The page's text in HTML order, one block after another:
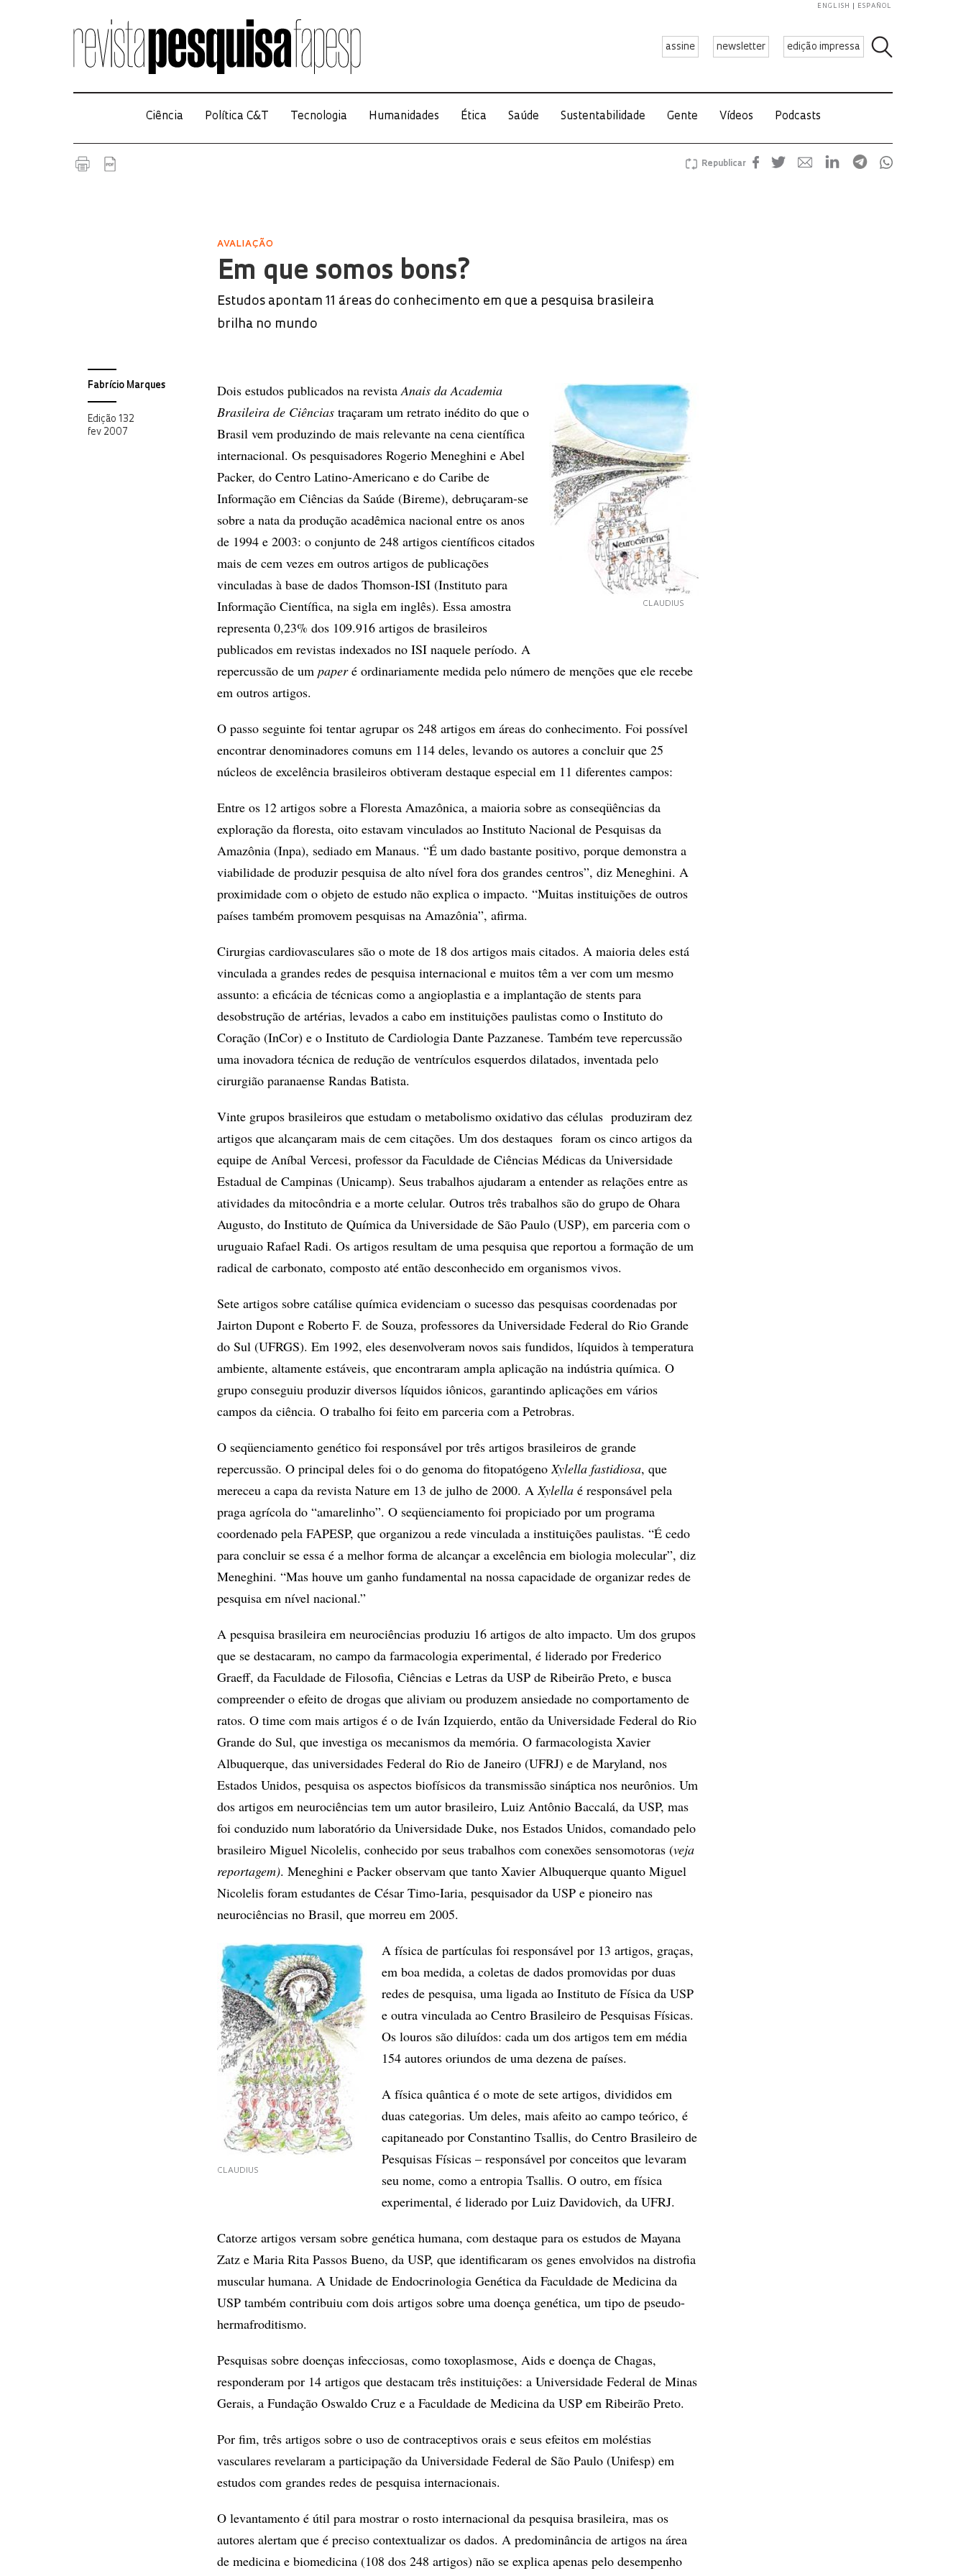
assine newsletter edição impressa
ENGLISH ESPAÑOL
Ciência Política C&T Tecnologia Humanidades Ética Saúde Sustentabilidade Gente Vídeos Podcasts
Republicar
AVALIAÇÃO
Em que somos bons?
Estudos apontam 11 áreas do conhecimento em que a pesquisa brasileira
brilha no mundo
Fabrício Marques
Edição 132
fev 2007
CLAUDIUS
Dois estudos publicados na revistaAnais da Academia
Brasileira de Ciências traçaram um retrato inédito do que o
Brasil vem produzindo de mais relevante na cena científica
internacional. Os pesquisadores Rogerio Meneghini e Abel
Packer, do Centro Latino-Americano e do Caribe de
Informação em Ciências da Saúde (Bireme), debruçaram-se
sobre a nata da produção acadêmica nacional entre os anos
de 1994 e 2003: o conjunto de 248 artigos científicos citados
mais de cem vezes em outros artigos de publicações
vinculadas à base de dados Thomson-ISI (Instituto para
Informação Científica, na sigla em inglês). Essa amostra
representa 0,23% dos 109.916 artigos de brasileiros
publicados em revistas indexados no ISI naquele período. A
repercussão de um paperé ordinariamente medida pelo número de menções que ele recebe
em outros artigos.
O passo seguinte foi tentar agrupar os 248 artigos em áreas do conhecimento. Foi possível
encontrar denominadores comuns em 114 deles, levando os autores a concluir que 25
núcleos de excelência brasileiros obtiveram destaque especial em 11 diferentes campos:
Entre os 12 artigos sobre a Floresta Amazônica, a maioria sobre as conseqüências da
exploração da floresta, oito estavam vinculados ao Instituto Nacional de Pesquisas da
Amazônia (Inpa), sediado em Manaus. “É um dado bastante positivo, porque demonstra a
viabilidade de produzir pesquisa de alto nível fora dos grandes centros”, diz Meneghini. A
proximidade com o objeto de estudo não explica o impacto. “Muitas instituições de outros
países também promovem pesquisas na Amazônia”, afirma.
Cirurgias cardiovasculares são o mote de 18 dos artigos mais citados. A maioria deles está
vinculada a grandes redes de pesquisa internacional e muitos têm a ver com um mesmo
assunto: a eficácia de técnicas como a angioplastia e a implantação de stents para
desobstrução de artérias, levados a cabo em instituições paulistas como o Instituto do
Coração (InCor) e o Instituto de Cardiologia Dante Pazzanese. Também teve repercussão
uma inovadora técnica de redução de ventrículos esquerdos dilatados, inventada pelo
cirurgião paranaense Randas Batista.
Vinte grupos brasileiros que estudam o metabolismo oxidativo das células produziram dez
artigos que alcançaram mais de cem citações. Um dos destaques foram os cinco artigos da
equipe de Aníbal Vercesi, professor da Faculdade de Ciências Médicas da Universidade
Estadual de Campinas (Unicamp). Seus trabalhos ajudaram a entender as relações entre as
atividades da mitocôndria e a morte celular. Outros três trabalhos são do grupo de Ohara
Augusto, do Instituto de Química da Universidade de São Paulo (USP), em parceria com o
uruguaio Rafael Radi. Os artigos resultam de uma pesquisa que reportou a formação de um
radical de carbonato, composto até então desconhecido em organismos vivos.
Sete artigos sobre catálise química evidenciam o sucesso das pesquisas coordenadas por
Jairton Dupont e Roberto F. de Souza, professores da Universidade Federal do Rio Grande
do Sul (UFRGS). Em 1992, eles desenvolveram novos sais fundidos, líquidos à temperatura
ambiente, altamente estáveis, que encontraram ampla aplicação na indústria química. O
grupo conseguiu produzir diversos líquidos iônicos, garantindo aplicações em vários
campos da ciência. O trabalho foi feito em parceria com a Petrobras.
O seqüenciamento genético foi responsável por três artigos brasileiros de grande
repercussão. O principal deles foi o do genoma do fitopatógenoXylella fastidiosa, que
mereceu a capa da revista Nature em 13 de julho de 2000. AXylella é responsável pela
praga agrícola do “amarelinho”. O seqüenciamento foi propiciado por um programa
coordenado pela FAPESP, que organizou a rede vinculada a instituições paulistas. “É cedo
para concluir se essa é a melhor forma de alcançar a excelência em biologia molecular”, diz
Meneghini. “Mas houve um ganho fundamental na nossa capacidade de organizar redes de
pesquisa em nível nacional.”
A pesquisa brasileira em neurociências produziu 16 artigos de alto impacto. Um dos grupos
que se destacaram, no campo da farmacologia experimental, é liderado por Frederico
Graeff, da Faculdade de Filosofia, Ciências e Letras da USP de Ribeirão Preto, e busca
compreender o efeito de drogas que aliviam ou produzem ansiedade no comportamento de
ratos. O time com mais artigos é o de Iván Izquierdo, então da Universidade Federal do Rio
Grande do Sul, que investiga os mecanismos da memória. O farmacologista Xavier
Albuquerque, das universidades Federal do Rio de Janeiro (UFRJ) e de Maryland, nos
Estados Unidos, pesquisa os aspectos biofísicos da transmissão sináptica nos neurônios. Um
dos artigos em neurociências tem um autor brasileiro, Luiz Antônio Baccalá, da USP, mas
foi conduzido num laboratório da Universidade Duke, nos Estados Unidos, comandado pelo
brasileiro Miguel Nicolelis, conhecido por seus trabalhos com conexões sensomotoras (veja
reportagem). Meneghini e Packer observam que tanto Xavier Albuquerque quanto Miguel
Nicolelis foram estudantes de César Timo-Iaria, pesquisador da USP e pioneiro nas
neurociências no Brasil, que morreu em 2005.
CLAUDIUS
A física de partículas foi responsável por 13 artigos, graças,
em boa medida, a coletas de dados promovidas por duas
redes de pesquisa, uma ligada ao Instituto de Física da USP
e outra vinculada ao Centro Brasileiro de Pesquisas Físicas.
Os louros são diluídos: cada um dos artigos tem em média
154 autores oriundos de uma dezena de países.
A física quântica é o mote de sete artigos, divididos em
duas categorias. Um deles, mais afeito ao campo teórico, é
capitaneado por Constantino Tsallis, do Centro Brasileiro de
Pesquisas Físicas – responsável por conceitos que levaram
seu nome, como a entropia Tsallis. O outro, em física
experimental, é liderado por Luiz Davidovich, da UFRJ.
Catorze artigos versam sobre genética humana, com destaque para os estudos de Mayana
Zatz e Maria Rita Passos Bueno, da USP, que identificaram os genes envolvidos na distrofia
muscular humana. A Unidade de Endocrinologia Genética da Faculdade de Medicina da
USP também contribuiu com dois artigos sobre uma doença genética, um tipo de pseudo-
hermafroditismo.
Pesquisas sobre doenças infecciosas, como toxoplasmose, Aids e doença de Chagas,
responderam por 14 artigos que destacam três instituições: a Universidade Federal de Minas
Gerais, a Fundação Oswaldo Cruz e a Faculdade de Medicina da USP em Ribeirão Preto.
Por fim, três artigos sobre o uso de contraceptivos orais e seus efeitos em moléstias
vasculares revelaram a participação da Universidade Federal de São Paulo (Unifesp) em
estudos com grandes redes de pesquisa internacionais.
O levantamento é útil para mostrar o rosto internacional da pesquisa brasileira, mas os
autores alertam que é preciso contextualizar os dados. A predominância de artigos na área
de medicina e biomedicina (108 dos 248 artigos) não se explica apenas pelo desempenho